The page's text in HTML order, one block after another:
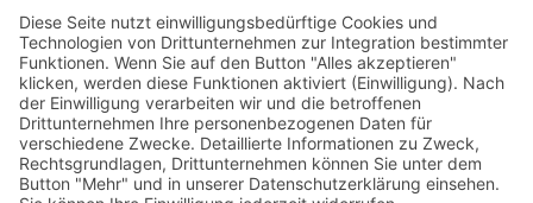
Verfügbarkeit/Verträglichkeit
Rechtliches
Widerrufsrecht und Widerrufsformular
Impressum
Datenschutzerklärung